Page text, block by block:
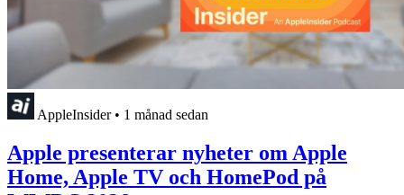
AppleInsider • 1 månad sedan
Apple presenterar nyheter om Apple
Home, Apple TV och HomePod på